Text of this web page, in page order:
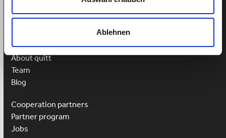
Ablehnen
About quitt
Team
Blog
Cooperation partners
Partner program
Jobs